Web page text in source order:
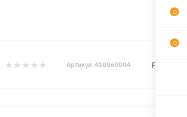
Артикул: 410060004 FELIX
0
0